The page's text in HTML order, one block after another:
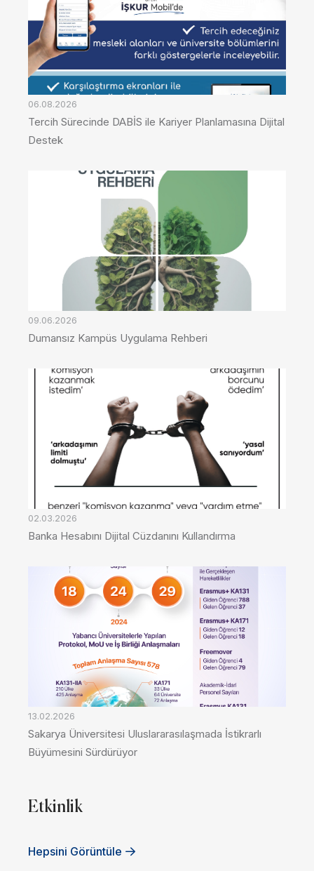
06.08.2026
Tercih Sürecinde DABİS ile Kariyer Planlamasına Dijital
Destek
09.06.2026
Dumansız Kampüs Uygulama Rehberi
02.03.2026
Banka Hesabını Dijital Cüzdanını Kullandırma
13.02.2026
Sakarya Üniversitesi Uluslararasılaşmada İstikrarlı
Büyümesini Sürdürüyor
Etkinlik
Hepsini Görüntüle